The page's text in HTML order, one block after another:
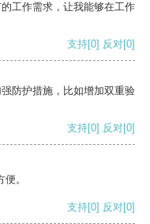
工作需求，让我能够在工作
支持[0] 反对[0]
防护措施，比如增加双重验
支持[0] 反对[0]
。
支持[0] 反对[0]